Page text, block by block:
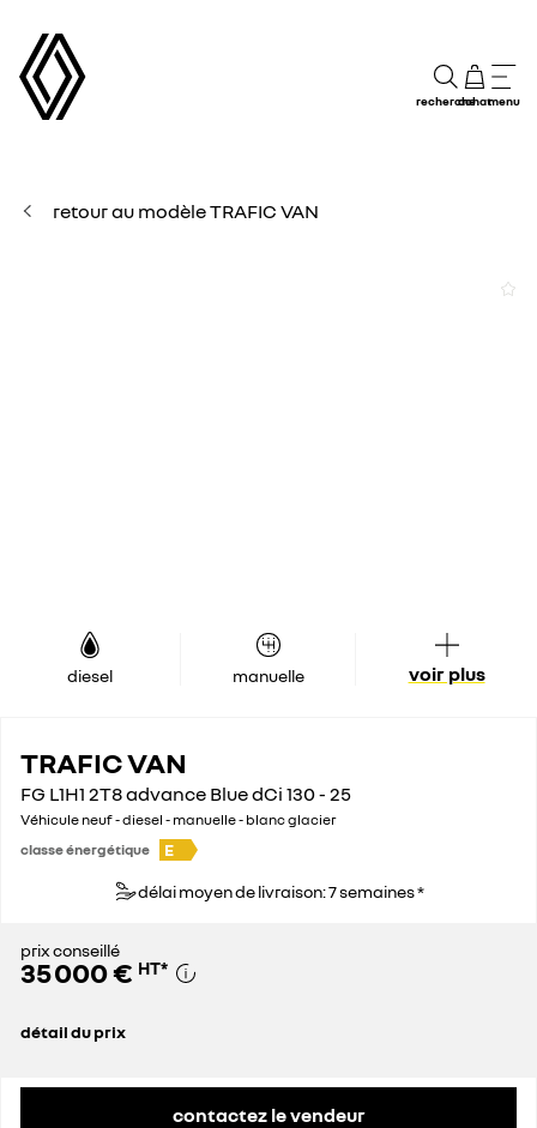
rechercheachatmenu
retour au modèle TRAFIC VAN
diesel manuelle voir plus
TRAFIC VAN
FG L1H1 2T8 advance Blue dCi 130 - 25
Véhicule neuf - diesel - manuelle - blanc glacier
classe énergétique
E
délai moyen de livraison: 7 semaines *
prix conseillé
35 000 € HT*
détail du prix
contactez le vendeur